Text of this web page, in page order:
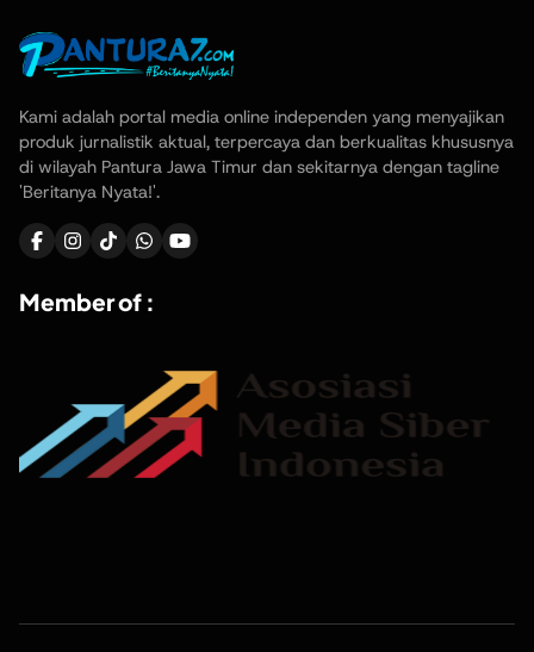
Kami adalah portal media online independen yang menyajikan
produk jurnalistik aktual, terpercaya dan berkualitas khususnya
di wilayah Pantura Jawa Timur dan sekitarnya dengan tagline
'Beritanya Nyata!'.
Member of :